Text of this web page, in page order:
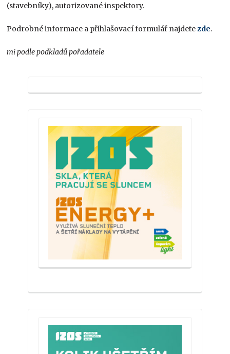
(stavebníky), autorizované inspektory.
Podrobné informace a přihlašovací formulář najdete zde.
mi podle podkladů pořadatele